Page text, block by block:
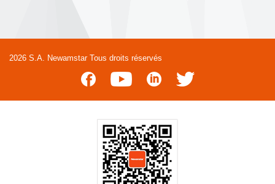
2026 S.A. Newamstar Tous droits réservés